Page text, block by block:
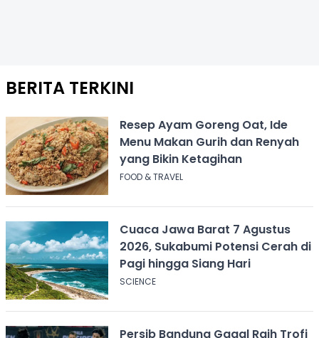
BERITA TERKINI
Resep Ayam Goreng Oat, Ide
Menu Makan Gurih dan Renyah
yang Bikin Ketagihan
FOOD & TRAVEL
Cuaca Jawa Barat 7 Agustus
2026, Sukabumi Potensi Cerah di
Pagi hingga Siang Hari
SCIENCE
Persib Bandung Gagal Raih Trofi